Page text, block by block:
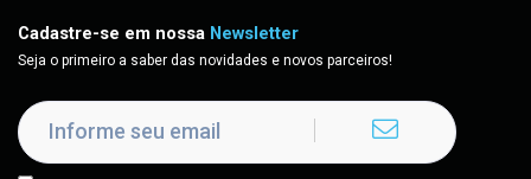
Cadastre-se em nossa Newsletter
Seja o primeiro a saber das novidades e novos parceiros!